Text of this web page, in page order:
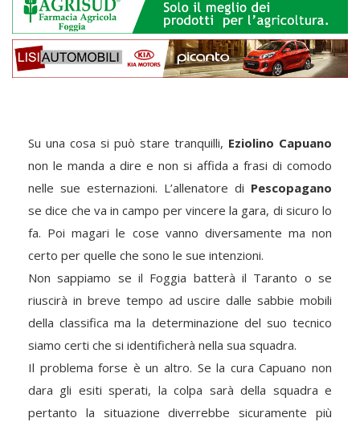
Su una cosa si può stare tranquilli, Eziolino Capuano
non le manda a dire e non si affida a frasi di comodo
nelle sue esternazioni. L’allenatore di Pescopagano
se dice che va in campo per vincere la gara, di sicuro lo
fa. Poi magari le cose vanno diversamente ma non
certo per quelle che sono le sue intenzioni.
Non sappiamo se il Foggia batterà il Taranto o se
riuscirà in breve tempo ad uscire dalle sabbie mobili
della classifica ma la determinazione del suo tecnico
siamo certi che si identificherà nella sua squadra.
Il problema forse è un altro. Se la cura Capuano non
dara gli esiti sperati, la colpa sarà della squadra e
pertanto la situazione diverrebbe sicuramente più